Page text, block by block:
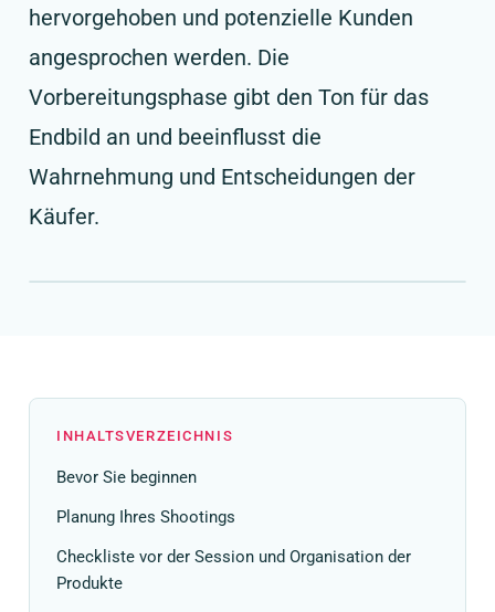
hervorgehoben und potenzielle Kunden
angesprochen werden. Die
Vorbereitungsphase gibt den Ton für das
Endbild an und beeinflusst die
Wahrnehmung und Entscheidungen der
Käufer.
INHALTSVERZEICHNIS
Bevor Sie beginnen
Planung Ihres Shootings
Checkliste vor der Session und Organisation der
Produkte